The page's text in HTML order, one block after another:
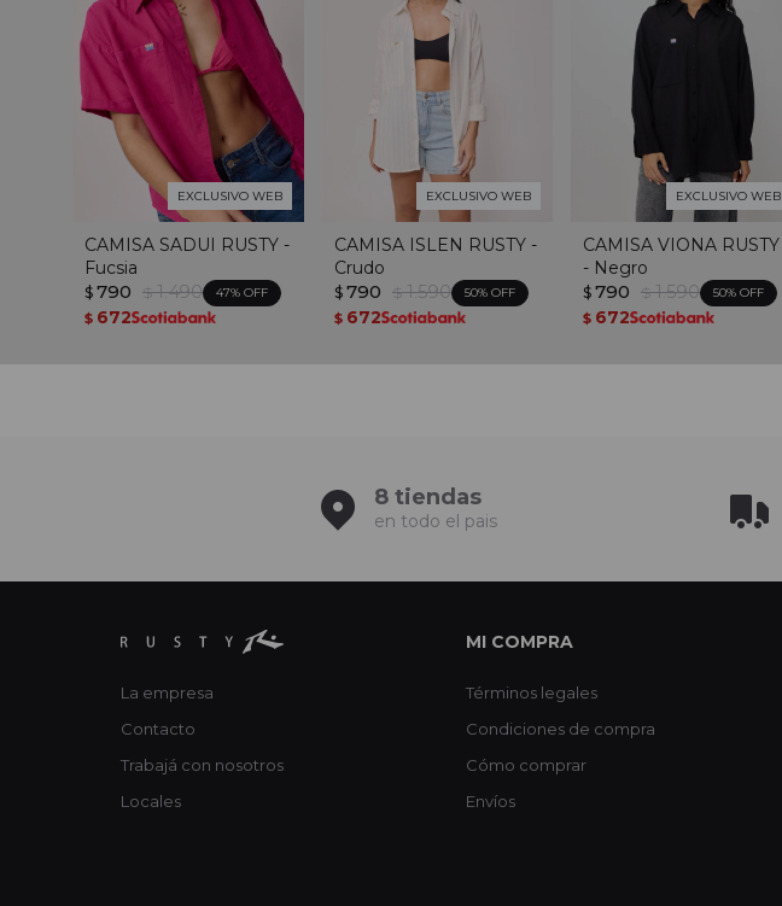
EXCLUSIVO WEB
CAMISA SADUI RUSTY -
Fucsia
$ 790 $ 1.490 47
$ 672
EXCLUSIVO WEB
CAMISA ISLEN RUSTY -
Crudo
$ 790 $ 1.590 50
$ 672
EXCLUSIVO WEB
CAMISA VIONA RUSTY
- Negro
$ 790 $ 1.590 50
$ 672
8 tiendas
en todo el pais
La empresa
Contacto
Trabajá con nosotros
Locales
MI COMPRA
Términos legales
Condiciones de compra
Cómo comprar
Envíos